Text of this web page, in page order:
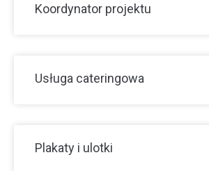
Koordynator projektu
Usługa cateringowa
Plakaty i ulotki